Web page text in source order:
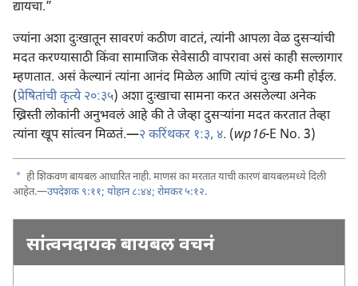
द्यायचा.”
ज्यांना अशा दुःखातून सावरणं कठीण वाटतं, त्यांनी आपला वेळ दुसऱ्‍यांची
मदत करण्यासाठी किंवा सामाजिक सेवेसाठी वापरावा असं काही सल्लागार
म्हणतात. असं केल्यानं त्यांना आनंद मिळेल आणि त्यांचं दुःख कमी होईल.
(प्रेषितांची कृत्ये २०:३५) अशा दुःखाचा सामना करत असलेल्या अनेक
ख्रिस्ती लोकांनी अनुभवलं आहे की ते जेव्हा दुसऱ्‍यांना मदत करतात तेव्हा
त्यांना खूप सांत्वन मिळतं.—२ करिंथकर १:३, ४. (wp16-E No. 3)
a ही शिकवण बायबल आधारित नाही. माणसं का मरतात याची कारणं बायबलमध्ये दिली
आहेत.—उपदेशक ९:११; योहान ८:४४; रोमकर ५:१२.
सांत्वनदायक बायबल वचनं